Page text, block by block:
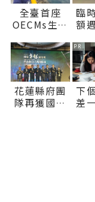
全臺首座
OECMs生態
與自然共生
花蓮縣環保
局辦理海洋
污染防治宣
導活動 深化
海洋保育知
臨
額
找
金
花蓮縣府團
隊再獲國家
下
差
網
PR